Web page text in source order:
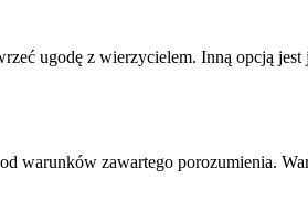
ugodę z wierzycielem. Inną opcją
warunków zawartego porozumienia.